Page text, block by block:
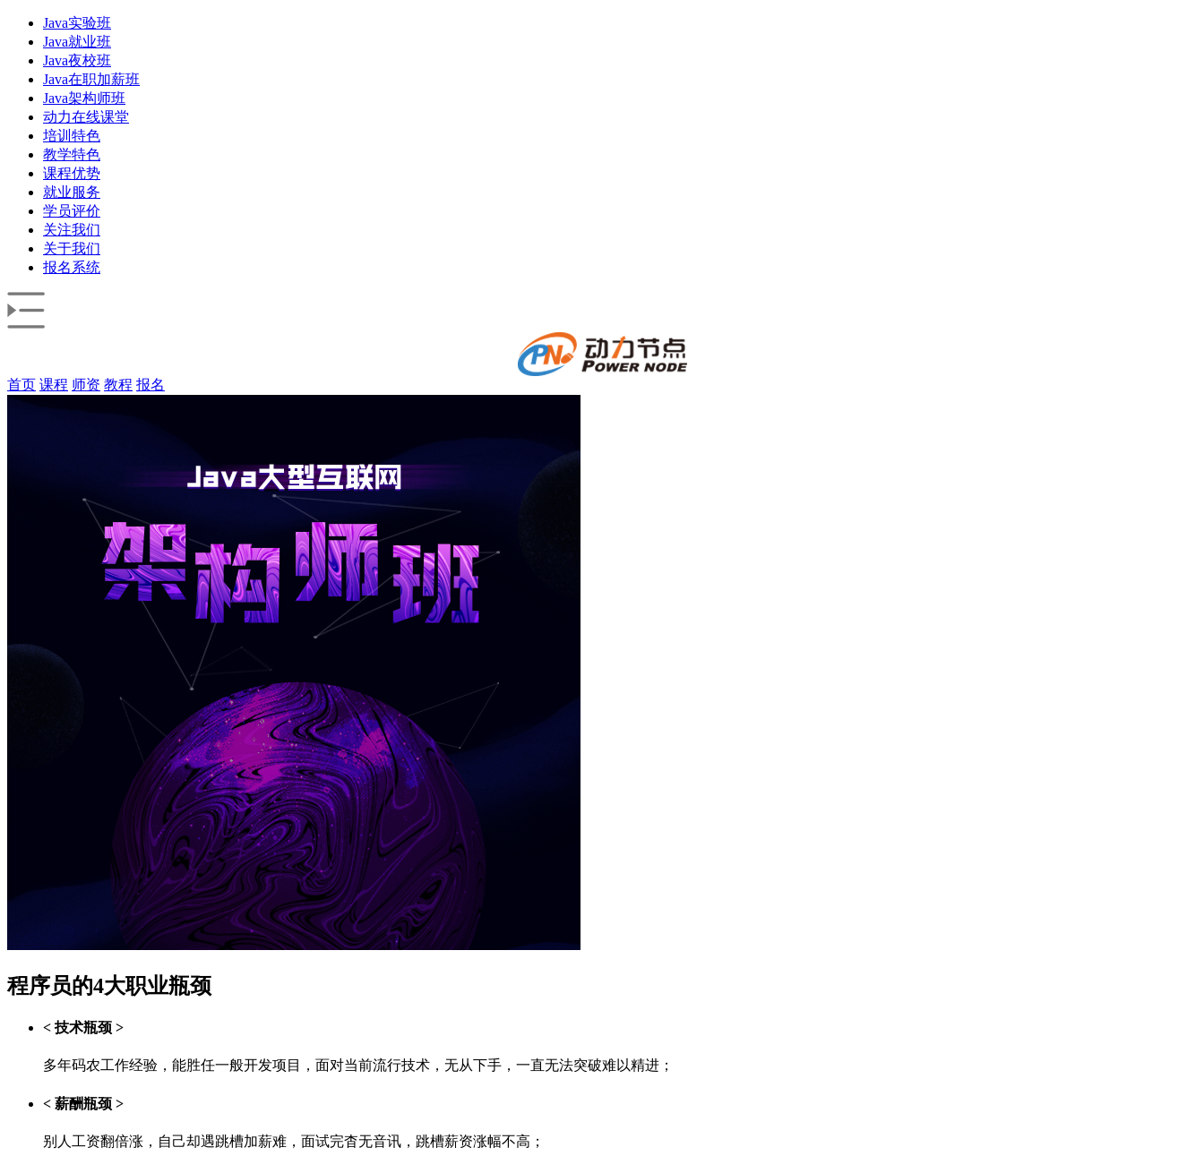
Java实验班
Java就业班
Java夜校班
Java在职加薪班
Java架构师班
动力在线课堂
培训特色
教学特色
课程优势
就业服务
学员评价
关注我们
关于我们
报名系统
首页 课程 师资 教程 报名
程序员的4大职业瓶颈
< 技术瓶颈 >
多年码农工作经验，能胜任一般开发项目，面对当前流行技术，无从下手，一直无法突破难以精进；
< 薪酬瓶颈 >
别人工资翻倍涨，自己却遇跳槽加薪难，面试完杳无音讯，跳槽薪资涨幅不高；